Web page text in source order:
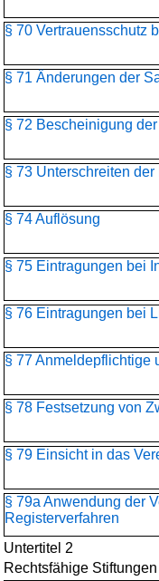
§ 70 Vertrauensschutz
§ 71 Änderungen der
§ 72 Bescheinigung
§ 73 Unterschreiten
§ 74 Auflösung
§ 75 Eintragungen bei
§ 76 Eintragungen bei
§ 77 Anmeldepflichtige
§ 78 Festsetzung von
§ 79 Einsicht in das
§ 79a Anwendung der
Registerverfahren
Untertitel 2
Rechtsfähige Stiftungen